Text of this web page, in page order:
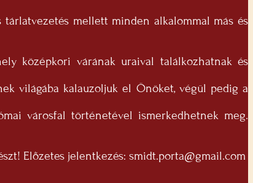
mellett minden alkalommal más és
középkori várának uraival találkozhatnak és
világába kalauzoljuk el Önöket, végül pedig a
városfal történetével ismerkedhetnek meg.
Előzetes jelentkezés: smidt.porta@gmail.com